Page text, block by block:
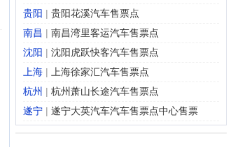
贵阳 | 贵阳花溪汽车售票点
南昌 | 南昌湾里客运汽车售票点
沈阳 | 沈阳虎跃快客汽车售票点
上海 |
上海徐家汇汽车售票点
杭州 | 杭州萧山长途汽车售票点
遂宁 | 遂宁大英汽车汽车售票点中心售票